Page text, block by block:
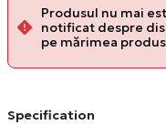
Produsul nu mai
notificat despre
pe mărimea
Specification